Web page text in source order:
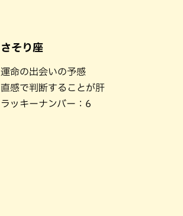
さそり座
運命の出会いの予感
直感で判断することが肝
ラッキーナンバー：6